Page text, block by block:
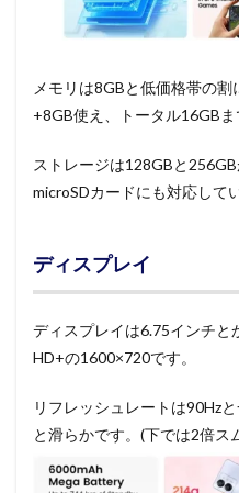
メモリは8GBと低価格帯の
+8GB使え、トータル16GBま
ストレージは128GBと256GB
microSDカードにも対応して
ディスプレイ
ディスプレイは6.75インチと
HD+の1600×720です。
リフレッシュレートは90Hz
と滑らかです。(下では2倍ス